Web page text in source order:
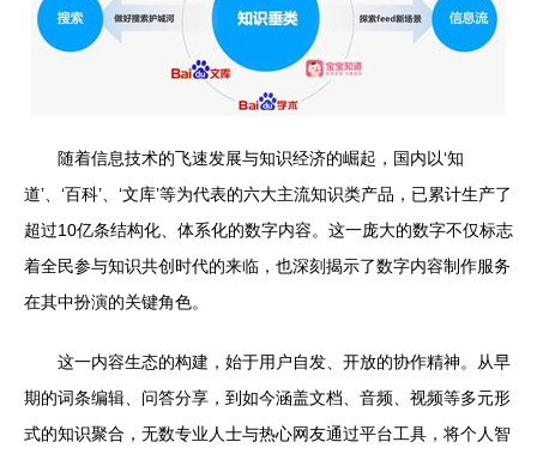
随着信息技术的飞速发展与知识经济的崛起，国内以‘知
道’、‘百科’、‘文库’等为代表的六大主流知识类产品，已累计生产了
超过10亿条结构化、体系化的数字内容。这一庞大的数字不仅标志
着全民参与知识共创时代的来临，也深刻揭示了数字内容制作服务
在其中扮演的关键角色。
这一内容生态的构建，始于用户自发、开放的协作精神。从早
期的词条编辑、问答分享，到如今涵盖文档、音频、视频等多元形
式的知识聚合，无数专业人士与热心网友通过平台工具，将个人智